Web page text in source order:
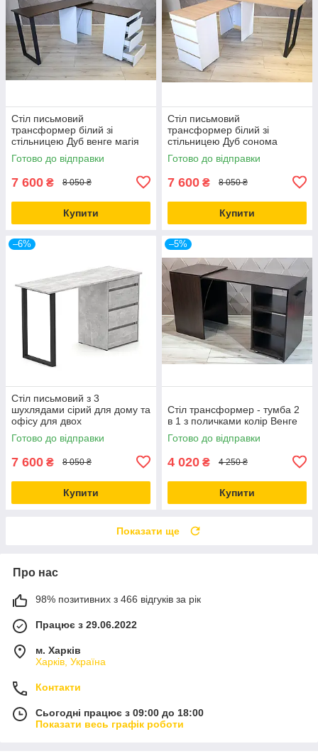
Стіл письмовий
трансформер білий зі
стільницею Дуб венге магія
Готово до відправки
7 600 ₴ 8 050 ₴
Купити
Стіл письмовий
трансформер білий зі
стільницею Дуб сонома
Готово до відправки
7 600 ₴ 8 050 ₴
Купити
–6%
Стіл письмовий з 3
шухлядами сірий для дому та
офісу для двох
Готово до відправки
7 600 ₴ 8 050 ₴
Купити
–5%
Стіл трансформер - тумба 2
в 1 з поличками колір Венге
Готово до відправки
4 020 ₴ 4 250 ₴
Купити
Показати ще
Про нас
98% позитивних з 466 відгуків за рік
Працює з 29.06.2022
м. Харків
Харків, Україна
Контакти
Сьогодні працює з 09:00 до 18:00
Показати весь графік роботи